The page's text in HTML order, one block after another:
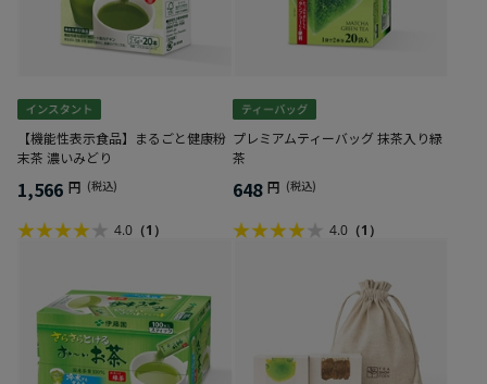
【機能性表示食品】まるごと健康粉
末茶 濃いみどり
1,566 円 (税込)
4.0 （1）
プレミアムティーバッグ 抹茶入り緑
茶
648 円 (税込)
4.0 （1）